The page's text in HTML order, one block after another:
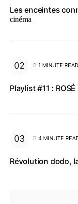
Les enceintes
cinéma
1 MINUTE READ
Playlist #11 : ROSÉ
4 MINUTE
Révolution dodo,